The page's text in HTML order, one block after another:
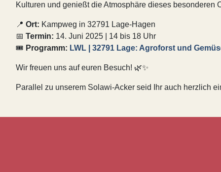
Kulturen und genießt die Atmosphäre dieses besonderen
📍 Ort: Kampweg in 32791 Lage-Hagen
📅 Termin: 14. Juni 2025 | 14 bis 18 Uhr
🎟 Programm: LWL | 32791 Lage: Agroforst und
Wir freuen uns auf euren Besuch! 🌿✨
Parallel zu unserem Solawi-Acker seid Ihr auch herzlich